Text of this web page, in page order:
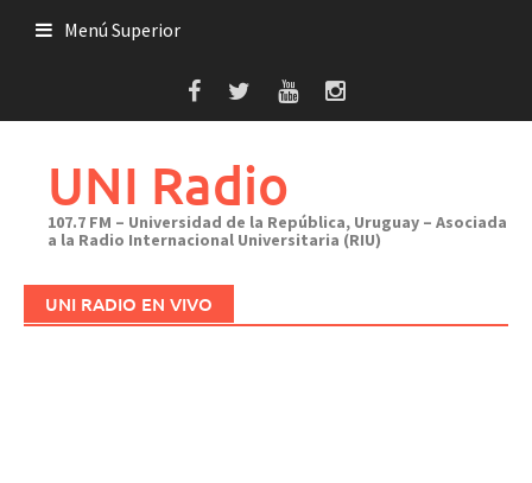
Menú Superior
UNI Radio
107.7 FM – Universidad de la República, Uruguay – Asociada
a la Radio Internacional Universitaria (RIU)
UNI RADIO EN VIVO